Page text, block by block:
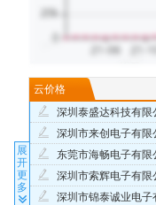
云价格
深圳泰盛达科技有限
深圳市来创电子有限
东莞市海畅电子有限
深圳市索辉电子有限
深圳市锦泰诚业电子
展
开
更
多